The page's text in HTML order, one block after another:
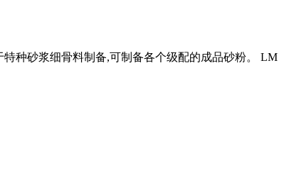
种砂浆细骨料制备,可制备各个级配的成品砂粉。 LM